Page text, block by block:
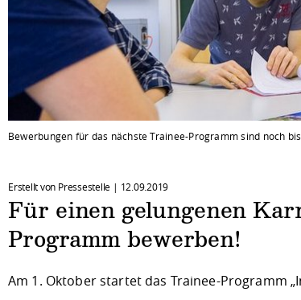
Bewerbungen für das nächste Trainee-Programm sind noch
Erstellt von Pressestelle | 12.09.2019
Für einen gelungenen
Programm bewerben!
Am 1. Oktober startet das Trainee-Programm